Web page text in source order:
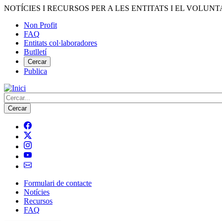
Vés
contingut
NOTÍCIES I RECURSOS PER A LES ENTITATS I EL
Menú
del
compte
d'usuari
Non Profit
FAQ
Entitats col·laboradores
Butlletí
Cercar
Publica
Cerca
Navegació
principal
Formulari de contacte
Notícies
Recursos
FAQ